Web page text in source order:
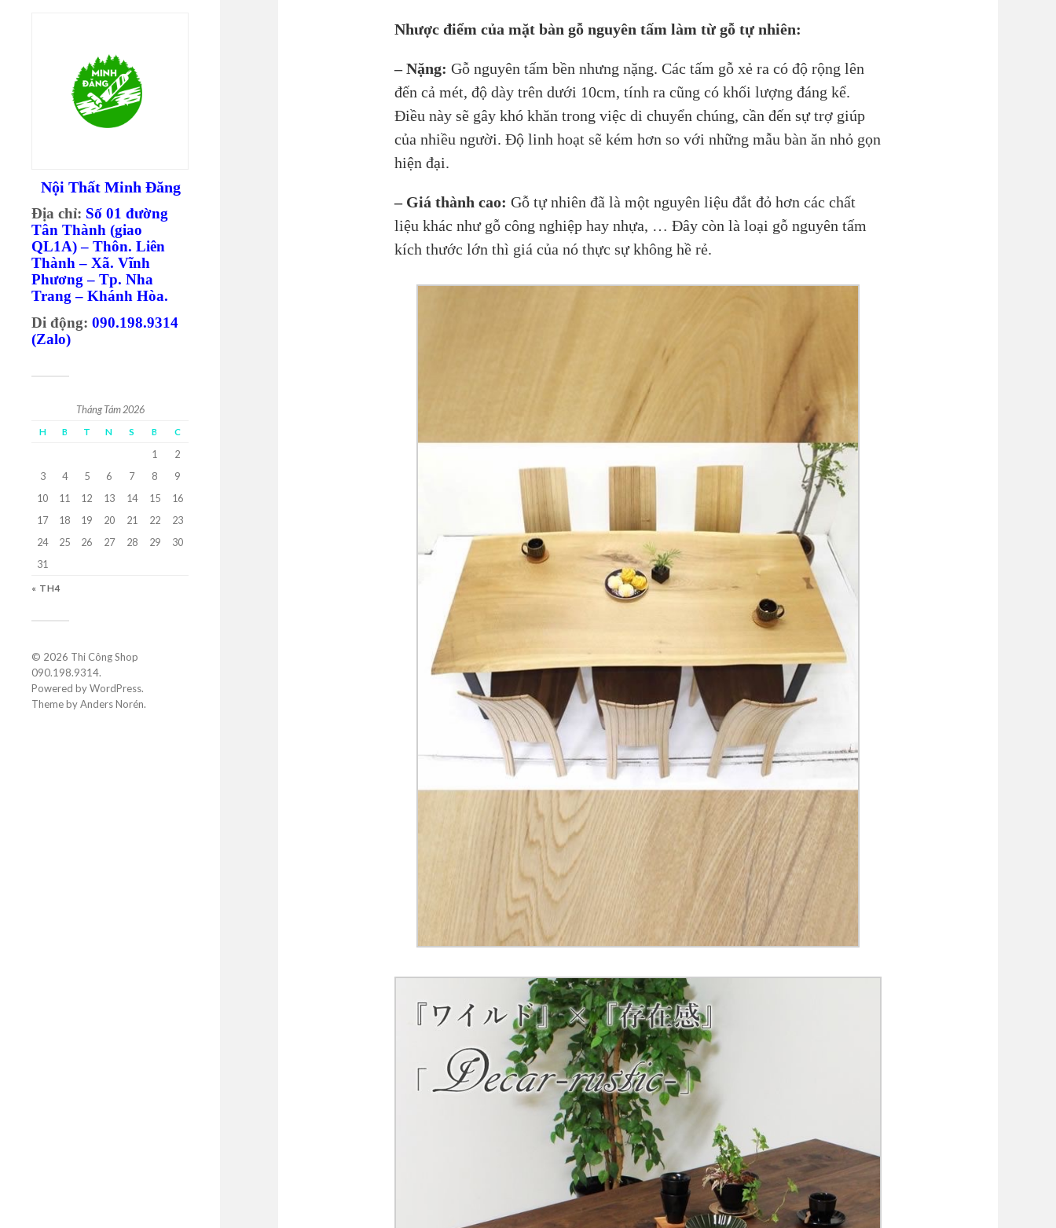
Nội Thất Minh Đăng
Địa chỉ: Số 01 đường
Tân Thành (giao
QL1A) – Thôn. Liên
Thành – Xã. Vĩnh
Phương – Tp. Nha
Trang – Khánh Hòa.
Di động: 090.198.9314
(Zalo)
Tháng Tám 2026
H B T N S B C
« TH4
1
2
3
4 5 6 7 8
9
10
11 12 13 14 15
16
17
18 19 20 21 22
23
24
25 26 27 28 29
30
31
© 2026 Thi Công Shop
090.198.9314.
Powered byWordPress.
Theme byAnders Norén.
Nhược điểm của mặt bàn gỗ nguyên tấm làm từ gỗ tự nhiên:
– Nặng: Gỗ nguyên tấm bền nhưng nặng. Các tấm gỗ xẻ ra có độ rộng lên
đến cả mét, độ dày trên dưới 10cm, tính ra cũng có khối lượng đáng kể.
Điều này sẽ gây khó khăn trong việc di chuyển chúng, cần đến sự trợ giúp
của nhiều người. Độ linh hoạt sẽ kém hơn so với những mẫu bàn ăn nhỏ gọn
hiện đại.
– Giá thành cao: Gỗ tự nhiên đã là một nguyên liệu đắt đỏ hơn các chất
liệu khác như gỗ công nghiệp hay nhựa, … Đây còn là loại gỗ nguyên tấm
kích thước lớn thì giá của nó thực sự không hề rẻ.